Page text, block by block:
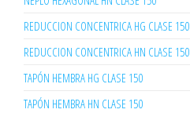
REDUCCION CONCENTRICA HG CLASE 150
REDUCCION CONCENTRICA HN CLASE 150
TAPÓN HEMBRA HG CLASE 150
TAPÓN HEMBRA HN CLASE 150